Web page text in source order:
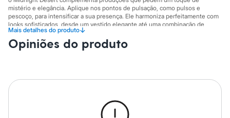
Cintas e Modeladores
Meias
Pijamas
Sutiãs e Tops
Moda praia
Biquínis
Personagens
Plus size
mistério e elegância. Aplique nos pontos de pulsação, como pulsos e
pescoço, para intensificar a sua presença. Ele harmoniza perfeitamente com
looks sofisticados, desde um vestido elegante até uma combinação de
alfaiataria, tornando cada momento inesquecível.
A gente se encontra na C&A! ❤
Mais detalhes do produto↓
Opiniões do produto